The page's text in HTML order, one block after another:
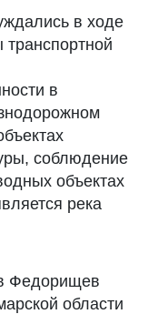
в ходе
транспортной
в
соблюдение
объектах
река
Федорищев
области